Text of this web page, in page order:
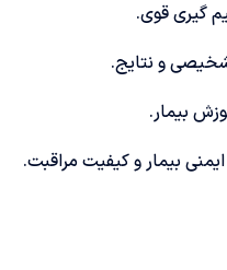
گیری قوی.
و نتایج.
بیمار.
بیمار و کیفیت مراقبت.